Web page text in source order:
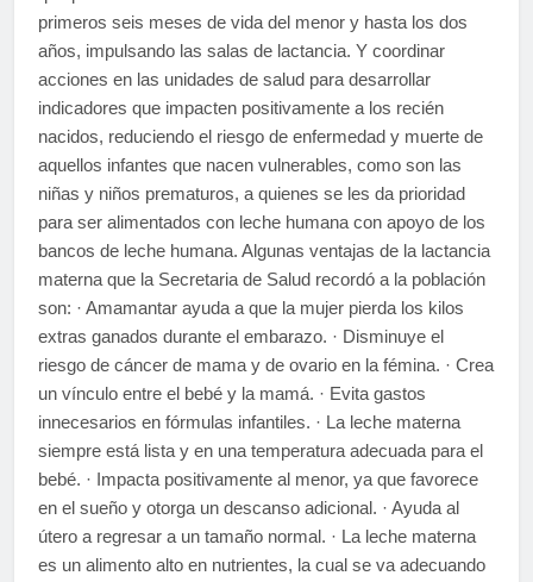
primeros seis meses de vida del menor y hasta los dos
años, impulsando las salas de lactancia. Y coordinar
acciones en las unidades de salud para desarrollar
indicadores que impacten positivamente a los recién
nacidos, reduciendo el riesgo de enfermedad y muerte de
aquellos infantes que nacen vulnerables, como son las
niñas y niños prematuros, a quienes se les da prioridad
para ser alimentados con leche humana con apoyo de los
bancos de leche humana. Algunas ventajas de la lactancia
materna que la Secretaria de Salud recordó a la población
son: · Amamantar ayuda a que la mujer pierda los kilos
extras ganados durante el embarazo. · Disminuye el
riesgo de cáncer de mama y de ovario en la fémina. · Crea
un vínculo entre el bebé y la mamá. · Evita gastos
innecesarios en fórmulas infantiles. · La leche materna
siempre está lista y en una temperatura adecuada para el
bebé. · Impacta positivamente al menor, ya que favorece
en el sueño y otorga un descanso adicional. · Ayuda al
útero a regresar a un tamaño normal. · La leche materna
es un alimento alto en nutrientes, la cual se va adecuando